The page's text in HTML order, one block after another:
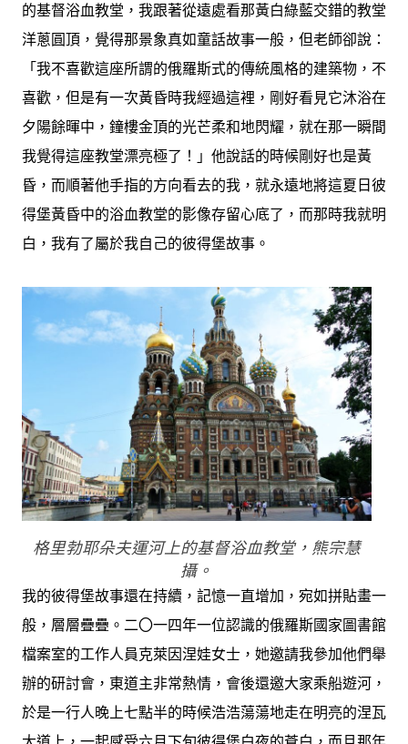
的基督浴血教堂，我跟著從遠處看那黃白綠藍交錯的教堂
洋蔥圓頂，覺得那景象真如童話故事一般，但老師卻說：
「我不喜歡這座所謂的俄羅斯式的傳統風格的建築物，不
喜歡，但是有一次黃昏時我經過這裡，剛好看見它沐浴在
夕陽餘暉中，鐘樓金頂的光芒柔和地閃耀，就在那一瞬間
我覺得這座教堂漂亮極了！」他說話的時候剛好也是黃
昏，而順著他手指的方向看去的我，就永遠地將這夏日彼
得堡黃昏中的浴血教堂的影像存留心底了，而那時我就明
白，我有了屬於我自己的彼得堡故事。
格里勃耶朵夫運河上的基督浴血教堂，熊宗慧
攝。
我的彼得堡故事還在持續，記憶一直增加，宛如拼貼畫一
般，層層疊疊。二〇一四年一位認識的俄羅斯國家圖書館
檔案室的工作人員克萊因涅娃女士，她邀請我參加他們舉
辦的研討會，東道主非常熱情，會後還邀大家乘船遊河，
於是一行人晚上七點半的時候浩浩蕩蕩地走在明亮的涅瓦